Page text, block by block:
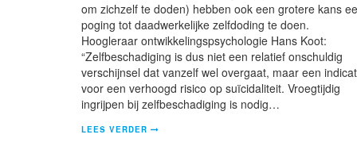
om zichzelf te doden) hebben ook een grotere kans
poging tot daadwerkelijke zelfdoding te doen.
Hoogleraar ontwikkelingspsychologie Hans Koot:
“Zelfbeschadiging is dus niet een relatief onschuldig
verschijnsel dat vanzelf wel overgaat, maar een
voor een verhoogd risico op suïcidaliteit. Vroegtijdig
ingrijpen bij zelfbeschadiging is nodig…
LEES VERDER